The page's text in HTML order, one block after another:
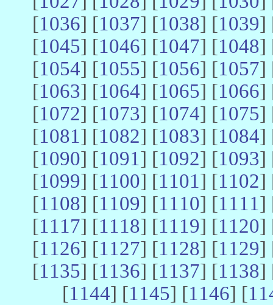
[1036] [1037] [1038] [1039]
[1045] [1046] [1047] [1048]
[1054] [1055] [1056] [1057]
[1063] [1064] [1065] [1066]
[1072] [1073] [1074] [1075]
[1081] [1082] [1083] [1084]
[1090] [1091] [1092] [1093]
[1099] [1100] [1101] [1102]
[1108] [1109] [1110] [1111]
[1117] [1118] [1119] [1120]
[1126] [1127] [1128] [1129]
[1135] [1136] [1137] [1138]
[1144] [1145] [1146] [